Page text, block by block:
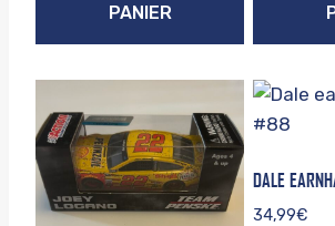
PANIER
DALE
34,99€